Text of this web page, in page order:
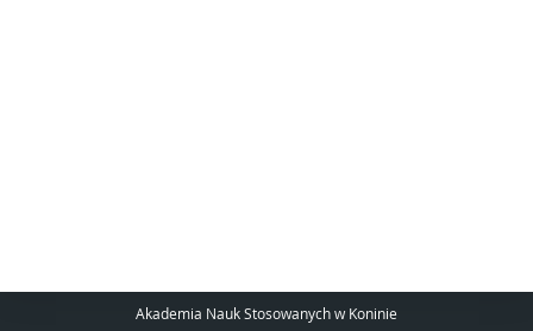
Akademia Nauk Stosowanych w Koninie